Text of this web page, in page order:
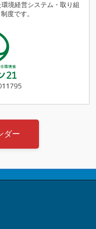
境経営システム・取り組
度です。
ダー